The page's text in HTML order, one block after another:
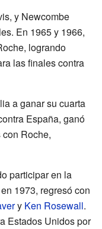
y Newcombe
En 1965 y 1966,
logrando
las finales contra
a ganar su cuarta
España, ganó
Roche,
participar en la
1973, regresó con
y Ken Rosewall.
Estados Unidos por